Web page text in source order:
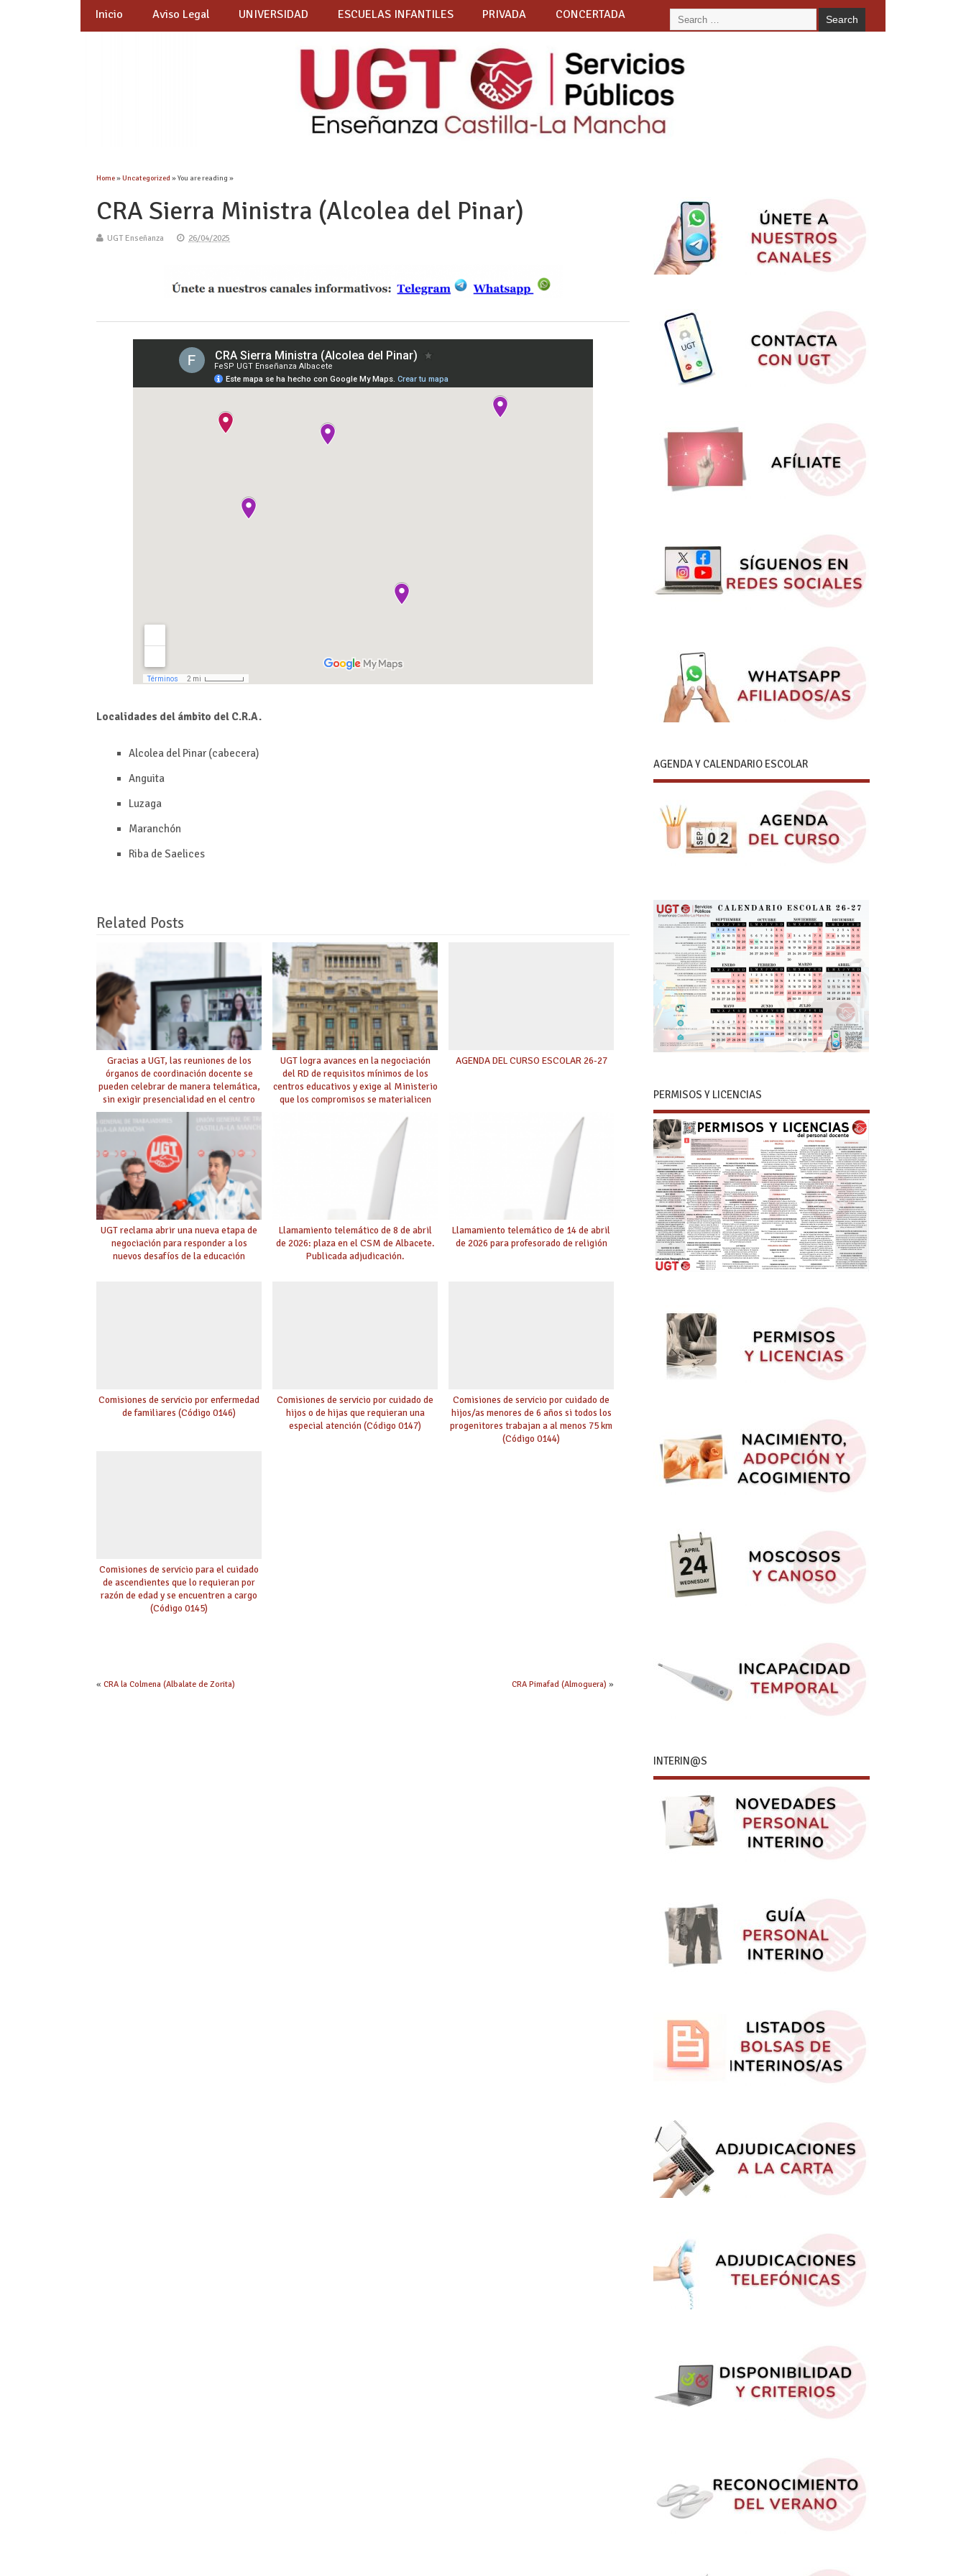
Inicio Aviso Legal UNIVERSIDAD ESCUELAS INFANTILES PRIVADA CONCERTADA
Home»Uncategorized » You are reading »
CRA Sierra Ministra (Alcolea del Pinar)
UGT Enseñanza 26/04/2025
Localidades del ámbito del C.R.A.
Alcolea del Pinar (cabecera)
Anguita
Luzaga
Maranchón
Riba de Saelices
Related Posts
Gracias a UGT, las reuniones de los
órganos de coordinación docente se
pueden celebrar de manera telemática,
sin exigir presencialidad en el centro
UGT logra avances en la negociación
del RD de requisitos mínimos de los
centros educativos y exige al Ministerio
que los compromisos se materialicen
AGENDA DEL CURSO ESCOLAR 26-27
UGT reclama abrir una nueva etapa de
negociación para responder a los
nuevos desafíos de la educación
Llamamiento telemático de 8 de abril
de 2026: plaza en el CSM de Albacete.
Publicada adjudicación.
Llamamiento telemático de 14 de abril
de 2026 para profesorado de religión
Comisiones de servicio por enfermedad
de familiares (Código 0146)
Comisiones de servicio por cuidado de
hijos o de hijas que requieran una
especial atención (Código 0147)
Comisiones de servicio por cuidado de
hijos/as menores de 6 años si todos los
progenitores trabajan a al menos 75 km
(Código 0144)
Comisiones de servicio para el cuidado
de ascendientes que lo requieran por
razón de edad y se encuentren a cargo
(Código 0145)
«CRA la Colmena (Albalate de Zorita) CRA Pimafad (Almoguera) »
AGENDA Y CALENDARIO ESCOLAR
PERMISOS Y LICENCIAS
INTERIN@S